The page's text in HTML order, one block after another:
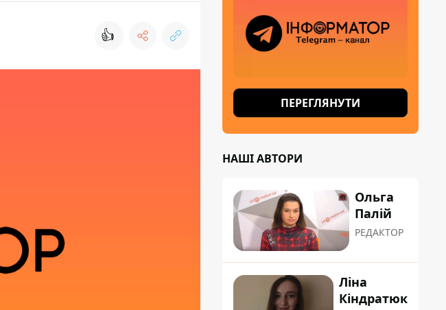
👍
ПЕРЕГЛЯНУТИ
НАШІ АВТОРИ
Ольга
Палій
РЕДАКТОР
Ліна
Кіндратюк